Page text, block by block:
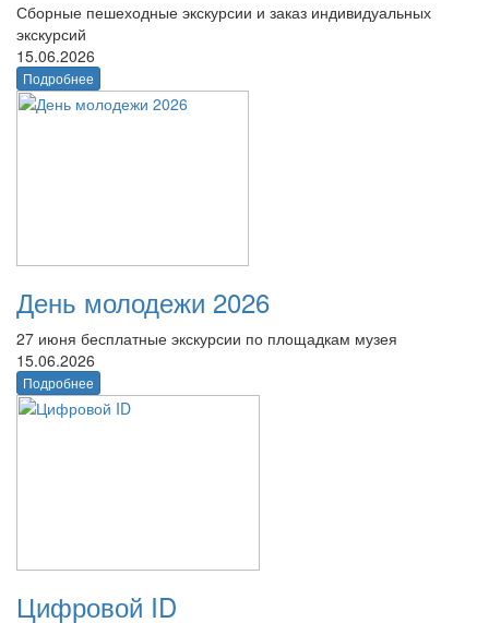
Сборные пешеходные экскурсии и заказ индивидуальных
экскурсий
15.06.2026
Подробнее
День молодежи 2026
27 июня бесплатные экскурсии по площадкам музея
15.06.2026
Подробнее
Цифровой ID